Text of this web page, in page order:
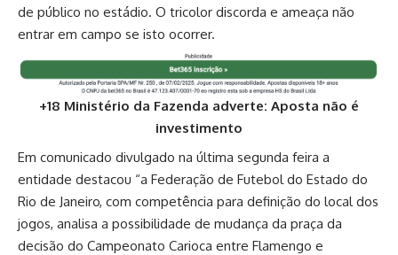
de público no estádio. O tricolor discorda e ameaça não
entrar em campo se isto ocorrer.
+18 Ministério da Fazenda adverte: Aposta não é
investimento
Em comunicado divulgado na última segunda feira a
entidade destacou “a Federação de Futebol do Estado do
Rio de Janeiro, com competência para definição do local dos
jogos, analisa a possibilidade de mudança da praça da
decisão do Campeonato Carioca entre Flamengo e